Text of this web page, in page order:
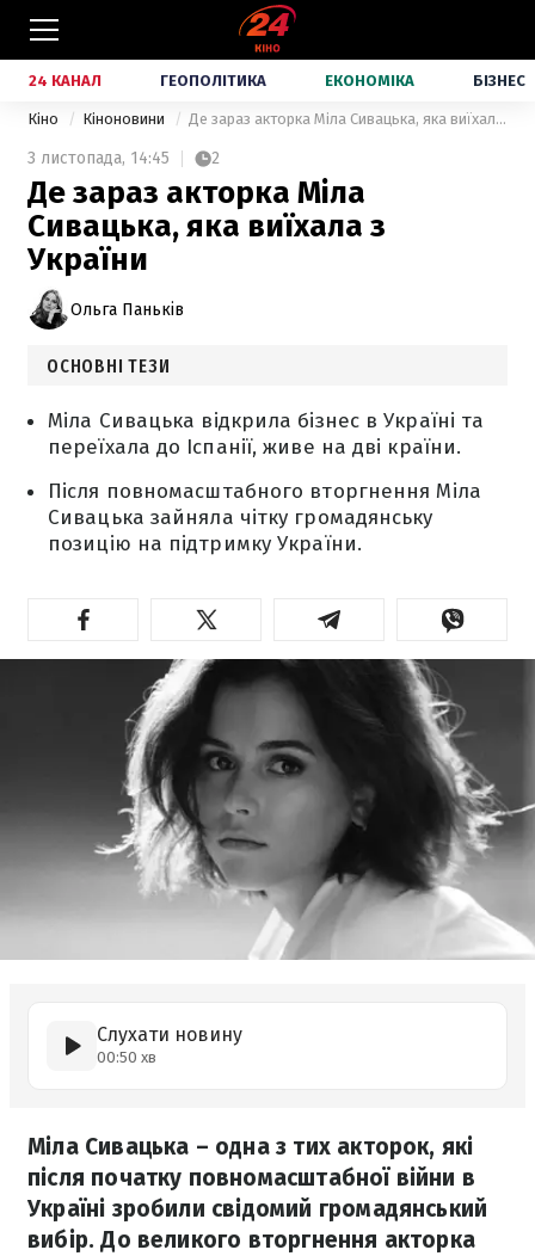
24 КАНАЛ ГЕОПОЛІТИКА ЕКОНОМІКА БІЗНЕС
Кіно Кіноновини Де зараз акторка Міла Сивацька, яка виїхала з України
3 листопада, 14:45 2
Де зараз акторка Міла
Сивацька, яка виїхала з
України
Ольга Паньків
ОСНОВНІ ТЕЗИ
Міла Сивацька відкрила бізнес в Україні та
переїхала до Іспанії, живе на дві країни.
Після повномасштабного вторгнення Міла
Сивацька зайняла чітку громадянську
позицію на підтримку України.
Слухати новину
00:50 хв
Міла Сивацька – одна з тих акторок, які
після початку повномасштабної війни в
Україні зробили свідомий громадянський
вибір. До великого вторгнення акторка